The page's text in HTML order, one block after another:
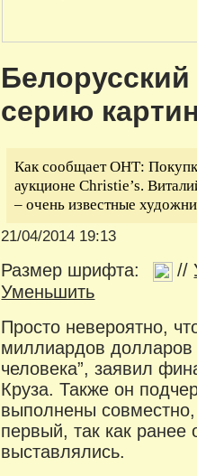
серию
Как сообщает ОНТ:
аукционе Christie’s.
– очень известные
21/04/2014 19:13
Размер шрифта: //
Уменьшить
Просто невероятно,
миллиардов долларов
человека”, заявил
Круза. Также он
выполнены совместно,
первый, так как ранее
выставлялись.